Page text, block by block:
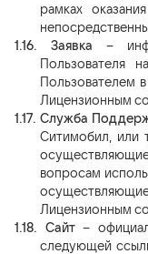
рамках
1.16.
Заявка –
Пользователя
Пользователем
Лицензионным
1.17. Служба
Ситимобил, или
вопросам
Лицензионным
1.18. Сайт–
следующей